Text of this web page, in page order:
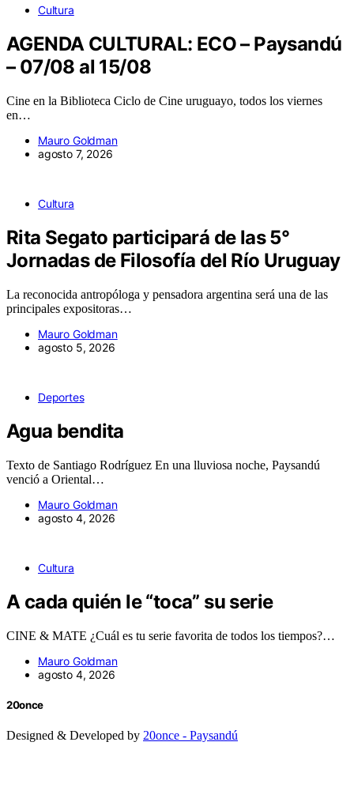
Cultura
AGENDA CULTURAL: ECO – Paysandú
– 07/08 al 15/08
Cine en la Biblioteca Ciclo de Cine uruguayo, todos los viernes
en…
Mauro Goldman
agosto 7, 2026
Cultura
Rita Segato participará de las 5°
Jornadas de Filosofía del Río Uruguay
La reconocida antropóloga y pensadora argentina será una de las
principales expositoras…
Mauro Goldman
agosto 5, 2026
Deportes
Agua bendita
Texto de Santiago Rodríguez En una lluviosa noche, Paysandú
venció a Oriental…
Mauro Goldman
agosto 4, 2026
Cultura
A cada quién le “toca” su serie
CINE & MATE ¿Cuál es tu serie favorita de todos los tiempos?…
Mauro Goldman
agosto 4, 2026
20once
Designed & Developed by 20once - Paysandú